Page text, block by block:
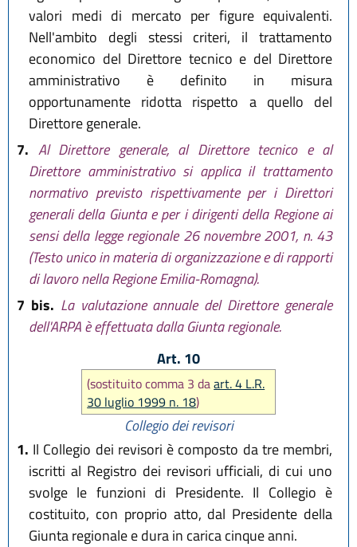
valori medi di mercato per figure equivalenti.
Nell'ambito degli stessi criteri, il trattamento
economico del Direttore tecnico e del Direttore
amministrativo è definito in misura
opportunamente ridotta rispetto a quello del
Direttore generale.
7. Al Direttore generale, al Direttore tecnico e al
Direttore amministrativo si applica il trattamento
normativo previsto rispettivamente per i Direttori
generali della Giunta e per i dirigenti della Regione ai
sensi della legge regionale 26 novembre 2001, n. 43
(Testo unico in materia di organizzazione e di rapporti
di lavoro nella Regione Emilia-Romagna).
7 bis. La valutazione annuale del Direttore generale
dell'ARPA è effettuata dalla Giunta regionale.
Art. 10
(sostituito comma 3 daart. 4 L.R.
30 luglio 1999 n. 18)
Collegio dei revisori
1. Il Collegio dei revisori è composto da tre membri,
iscritti al Registro dei revisori ufficiali, di cui uno
svolge le funzioni di Presidente. Il Collegio è
costituito, con proprio atto, dal Presidente della
Giunta regionale e dura in carica cinque anni.